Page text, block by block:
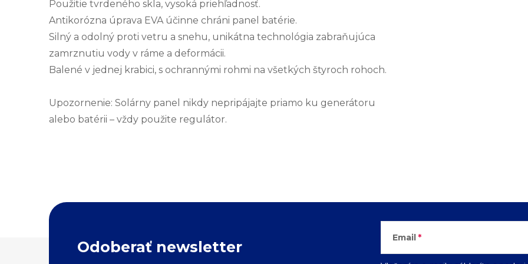
Použitie tvrdeného skla, vysoká priehľadnosť.
Antikorózna úprava EVA účinne chráni panel batérie.
Silný a odolný proti vetru a snehu, unikátna technológia zabraňujúca
zamrznutiu vody v ráme a deformácii.
Balené v jednej krabici, s ochrannými rohmi na všetkých štyroch rohoch.
Upozornenie: Solárny panel nikdy nepripájajte priamo ku generátoru
alebo batérii – vždy použite regulátor.
Odoberať newsletter
Email